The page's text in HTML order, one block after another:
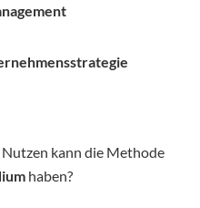
kann die Methode
haben?